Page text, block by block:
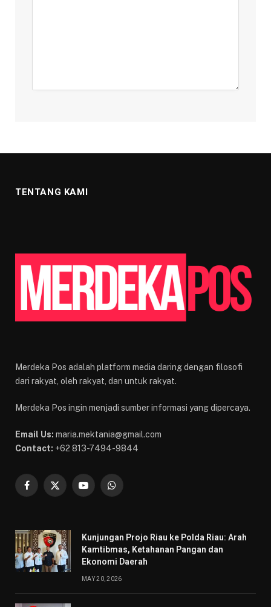
TENTANG KAMI
Merdeka Pos adalah platform media daring dengan filosofi
dari rakyat, oleh rakyat, dan untuk rakyat.
Merdeka Pos ingin menjadi sumber informasi yang dipercaya.
Email Us: maria.mektania@gmail.com
Contact: +62 813-7494-9844
Facebook
X
YouTubeWhatsApp
Kunjungan Projo Riau ke Polda Riau: Arah
Kamtibmas, Ketahanan Pangan dan
Ekonomi Daerah
MAY 20, 2026